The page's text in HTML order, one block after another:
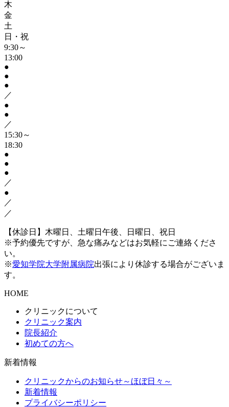
木
金
土
日・祝
9:30～
13:00
●
●
●
／
●
●
／
15:30～
18:30
●
●
●
／
●
／
／
【休診日】木曜日、土曜日午後、日曜日、祝日
※予約優先ですが、急な痛みなどはお気軽にご連絡くださ
い。
※愛知学院大学附属病院出張により休診する場合がございま
す。
HOME
クリニックについて
クリニック案内
院長紹介
初めての方へ
新着情報
クリニックからのお知らせ～ほぼ日々～
新着情報
プライバシーポリシー